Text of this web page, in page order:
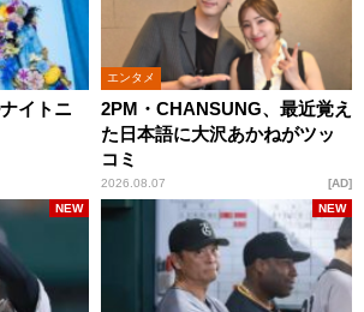
イトニ
エンタメ
2PM・CHANSUNG、最近覚え
た日本語に大沢あかねがツッ
コミ
2026.08.07 AD
NEW NEW